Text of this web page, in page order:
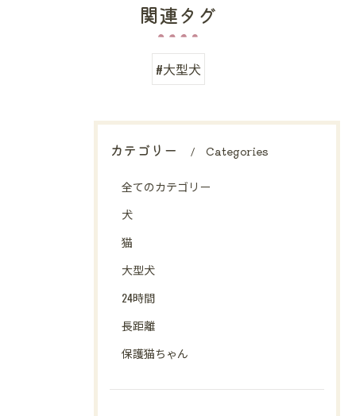
関連タグ
#大型犬
カテゴリー Categories
全てのカテゴリー
犬
猫
大型犬
24時間
長距離
保護猫ちゃん